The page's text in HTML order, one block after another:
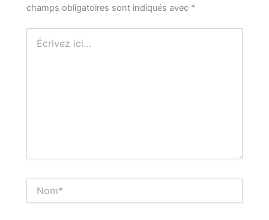
champs obligatoires sont indiqués avec *
ici…